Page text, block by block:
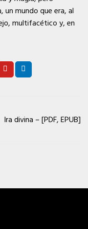
un mundo que era, al
multifacético y, en
Ira divina – [PDF, EPUB]